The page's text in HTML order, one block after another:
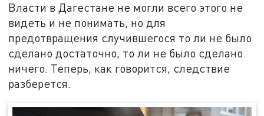
Власти в Дагестане не могли всего этого не
видеть и не понимать, но для
предотвращения случившегося то ли не было
сделано достаточно, то ли не было сделано
ничего. Теперь, как говорится, следствие
разберется.